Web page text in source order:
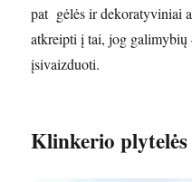
pat gėlės ir dekoratyviniai
atkreipti į tai, jog galimybių
įsivaizduoti.
Klinkerio